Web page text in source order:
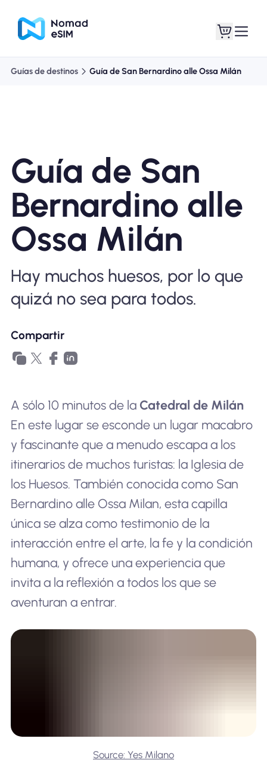
Planes de la tienda
Acerca de eSIM
Por qué la eSIM Nomad
Usando una eSIM
Guías de destinos Guía de San Bernardino alle Ossa Milán
Guía de San
Bernardino alle
Ossa Milán
Hay muchos huesos, por lo que
quizá no sea para todos.
Compartir
A sólo 10 minutos de la Catedral de Milán
En este lugar se esconde un lugar macabro
y fascinante que a menudo escapa a los
itinerarios de muchos turistas: la Iglesia de
los Huesos. También conocida como San
Bernardino alle Ossa Milan, esta capilla
única se alza como testimonio de la
interacción entre el arte, la fe y la condición
humana, y ofrece una experiencia que
invita a la reflexión a todos los que se
aventuran a entrar.
Source: Yes Milano